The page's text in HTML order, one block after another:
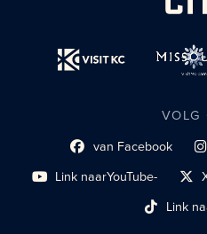
VOLG
Link naar sociaal profiel
van Facebook
Link naarYouTube-
sociaal profiel
Link